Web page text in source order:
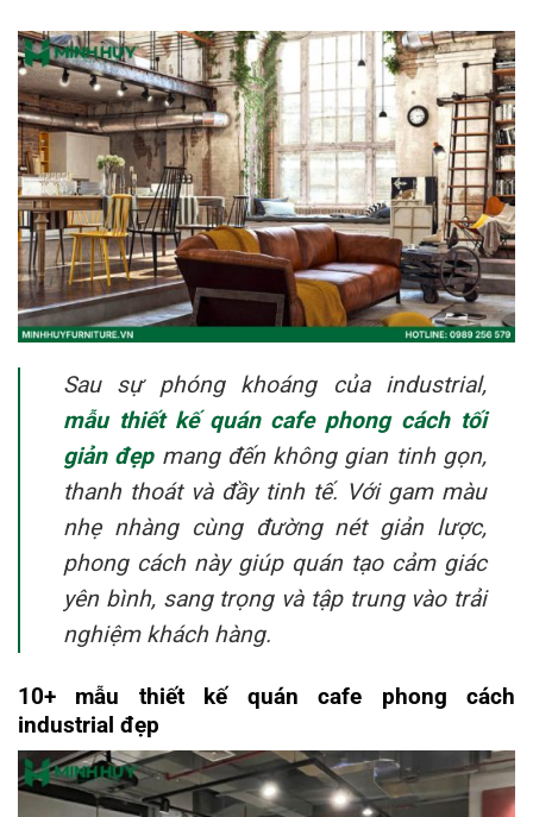
Sau sự phóng khoáng của industrial,
mẫu thiết kế quán cafe phong cách tối
giản đẹpmang đến không gian tinh gọn,
thanh thoát và đầy tinh tế. Với gam màu
nhẹ nhàng cùng đường nét giản lược,
phong cách này giúp quán tạo cảm giác
yên bình, sang trọng và tập trung vào trải
nghiệm khách hàng.
10+ mẫu thiết kế quán cafe phong cách
industrial đẹp